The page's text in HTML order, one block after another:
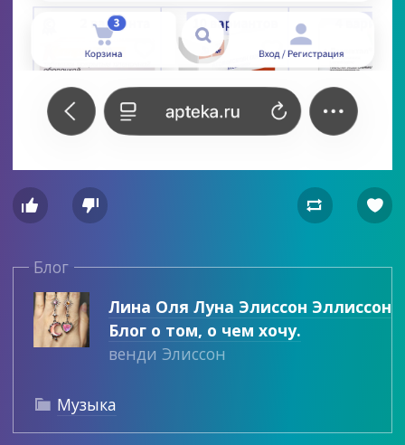
   
Блог
Лина Оля Луна Элиссон Эллиссон
Блог о том, о чем хочу.
венди Элиссон
 Музыка